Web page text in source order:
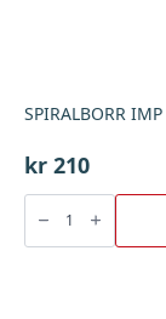
SPIRALBORR
kr 210
SPIRALBORR
HEX
18X153